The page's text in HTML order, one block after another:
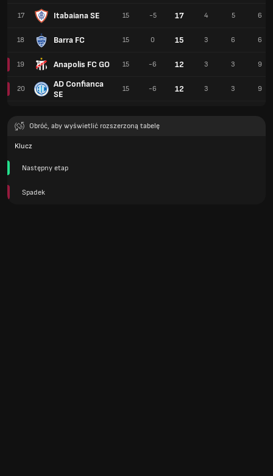
17 Itabaiana SE
18 Barra FC
19 Anapolis FC GO
20
AD Confianca
SE
15 -5 17 4 5 6
15 0 15 3 6 6
15 -6 12 3 3 9
15 -6 12 3 3 9
Obróć, aby wyświetlić rozszerzoną tabelę
Klucz
Następny etap
Spadek